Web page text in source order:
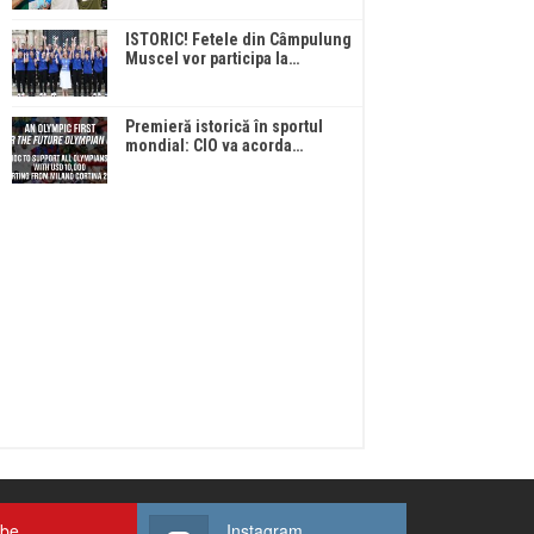
ISTORIC! Fetele din Câmpulung
Muscel vor participa la…
Premieră istorică în sportul
mondial: CIO va acorda…